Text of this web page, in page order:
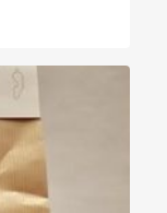
il marchio